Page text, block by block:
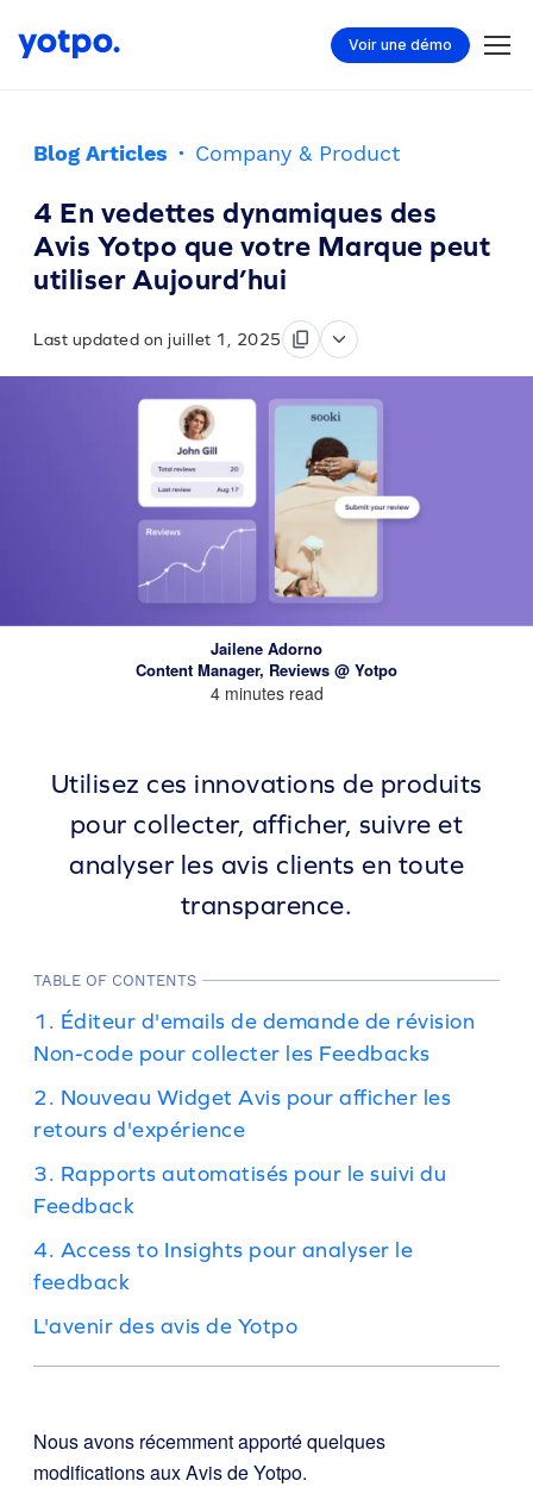
Voir une démo
Blog Articles · Company & Product
4 En vedettes dynamiques des
Avis Yotpo que votre Marque peut
utiliser Aujourd’hui
Last updated on juillet 1, 2025
Jailene Adorno
Content Manager, Reviews @ Yotpo
4 minutes read
Utilisez ces innovations de produits
pour collecter, afficher, suivre et
analyser les avis clients en toute
transparence.
TABLE OF CONTENTS
1. Éditeur d'emails de demande de révision
Non-code pour collecter les Feedbacks
2. Nouveau Widget Avis pour afficher les
retours d'expérience
3. Rapports automatisés pour le suivi du
Feedback
4. Access to Insights pour analyser le
feedback
L'avenir des avis de Yotpo
Nous avons récemment apporté quelques
modifications aux Avis de Yotpo.